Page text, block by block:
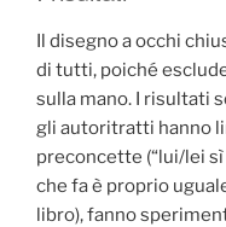
Il disegno a occhi
di tutti, poiché
sulla mano. I risultati
gli autoritratti hanno
preconcette (“lui/lei
che fa è proprio
libro), fanno